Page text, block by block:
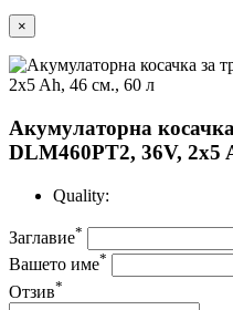
×
Акумулаторна
DLM460PT2, 36V, 2x5
Quality:
Заглавие*
Вашето име*
Отзив*